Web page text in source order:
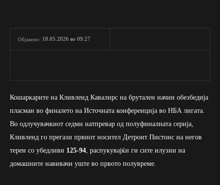
Објавено: 18.05.2026 во 09:27
Кошаркарите на Кливленд Кавалирс на брутален начин обезбедија
пласман во финалето на Источната конференција во НБА лигата.
Во одлучувачкиот седми натпревар од полуфиналната серија,
Кливленд го прегази првиот носител Детроит Пистонс на негов
терен со убедливи 125-94 , распукувајќи ги сите илузии на
домашните навивачи уште во првото полувреме.